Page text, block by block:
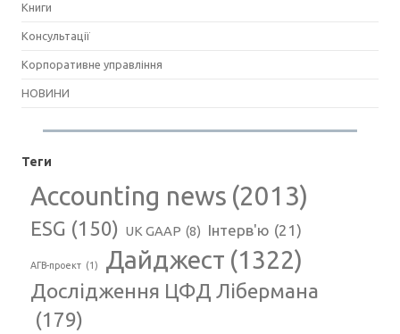
Книги
Консультації
Корпоративне управління
НОВИНИ
Теги
Accounting news (2013)
ESG (150) UK GAAP (8) Інтерв'ю (21)
АГВ-проект (1) Дайджест (1322)
Дослідження ЦФД Лібермана
(179)